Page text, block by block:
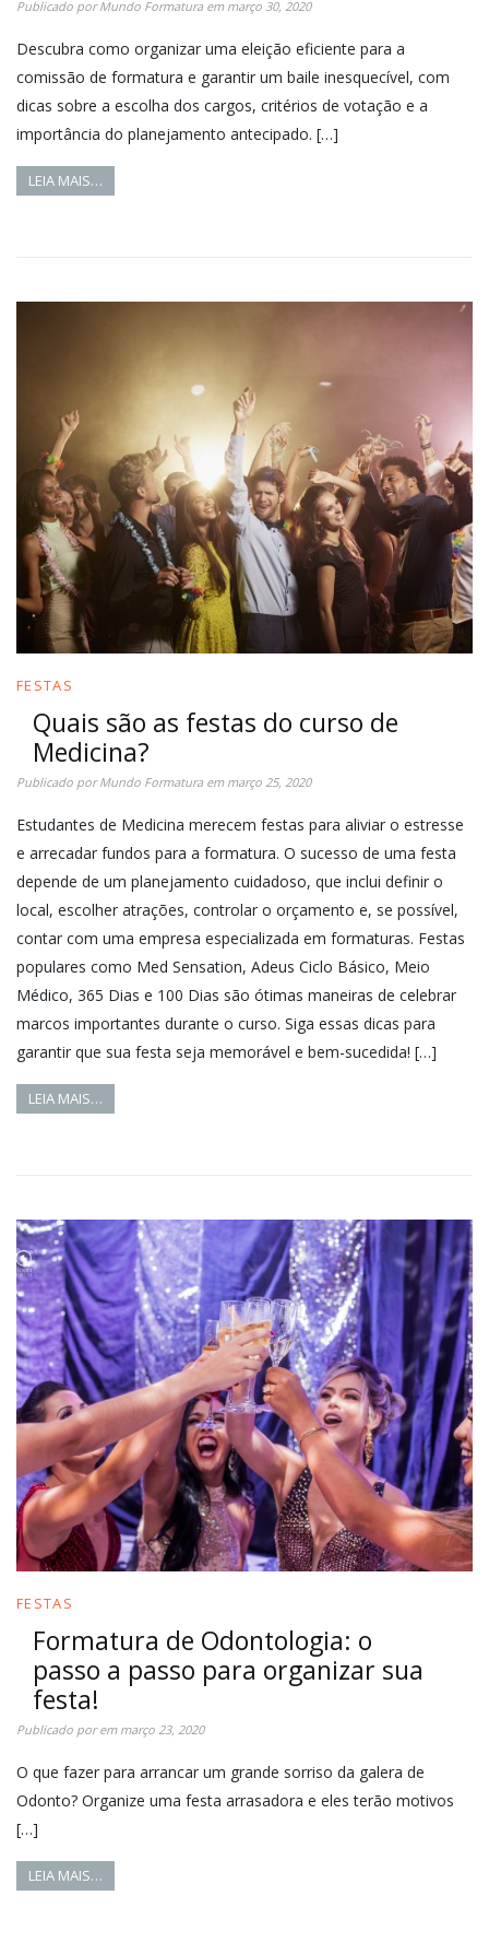
Publicado porMundo Formaturaem março 30, 2020
Descubra como organizar uma eleição eficiente para a
comissão de formatura e garantir um baile inesquecível, com
dicas sobre a escolha dos cargos, critérios de votação e a
importância do planejamento antecipado. […]
LEIA MAIS…
FESTAS
Quais são as festas do curso de
Medicina?
Publicado porMundo Formaturaem março 25, 2020
Estudantes de Medicina merecem festas para aliviar o estresse
e arrecadar fundos para a formatura. O sucesso de uma festa
depende de um planejamento cuidadoso, que inclui definir o
local, escolher atrações, controlar o orçamento e, se possível,
contar com uma empresa especializada em formaturas. Festas
populares como Med Sensation, Adeus Ciclo Básico, Meio
Médico, 365 Dias e 100 Dias são ótimas maneiras de celebrar
marcos importantes durante o curso. Siga essas dicas para
garantir que sua festa seja memorável e bem-sucedida! […]
LEIA MAIS…
FESTAS
Formatura de Odontologia: o
passo a passo para organizar sua
festa!
Publicado porem março 23, 2020
O que fazer para arrancar um grande sorriso da galera de
Odonto? Organize uma festa arrasadora e eles terão motivos
[…]
LEIA MAIS…